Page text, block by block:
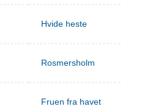
Hvide heste
Rosmersholm
Fruen fra havet